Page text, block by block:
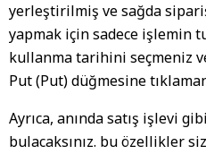
yerleştirilmiş ve sağda sipariş
yapmak için sadece işlemin
kullanma tarihini seçmeniz
Put (Put) düğmesine
Ayrıca, anında satış işlevi
bulacaksınız. bu özellikler